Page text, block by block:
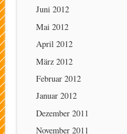
Juni 2012
Mai 2012
April 2012
März 2012
Februar 2012
Januar 2012
Dezember 2011
November 2011